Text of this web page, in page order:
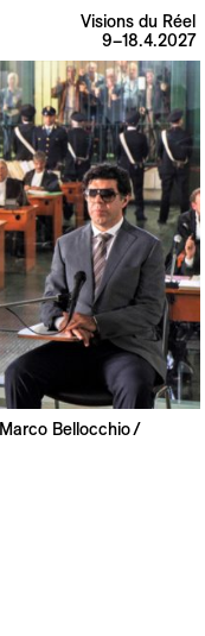
Visions du Réel
9–18.4.2027
Bellocchio